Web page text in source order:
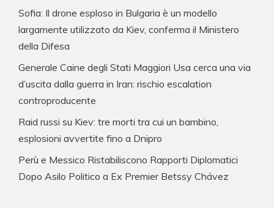
Sofia: Il drone esploso in Bulgaria è un modello
largamente utilizzato da Kiev, conferma il Ministero
della Difesa
Generale Caine degli Stati Maggiori Usa cerca una via
d’uscita dalla guerra in Iran: rischio escalation
controproducente
Raid russi su Kiev: tre morti tra cui un bambino,
esplosioni avvertite fino a Dnipro
Perù e Messico Ristabiliscono Rapporti Diplomatici
Dopo Asilo Politico a Ex Premier Betssy Chávez